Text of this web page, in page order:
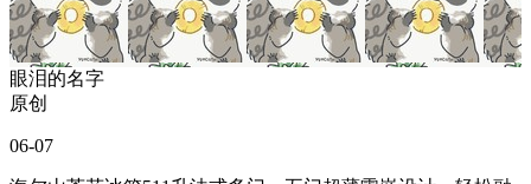
眼泪的名字
原创
06-07